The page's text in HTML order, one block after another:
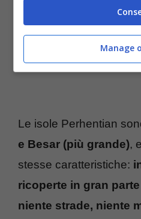
Le isole Perhentian
e Besar (più grande),
stesse caratteristiche:
ricoperte in gran
niente strade, niente
Manage